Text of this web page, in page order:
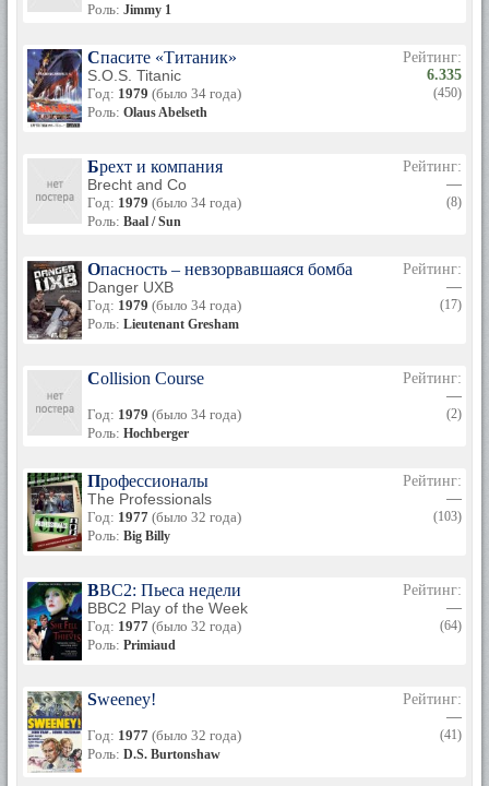
Роль: Jimmy 1
Спасите «Титаник»
S.O.S. Titanic
Год: 1979 (было 34 года)
Роль: Olaus Abelseth
Рейтинг:
6.335
(450)
Брехт и компания
Brecht and Co
Год: 1979 (было 34 года)
Роль: Baal / Sun
Рейтинг:
—
(8)
Опасность – невзорвавшаяся бомба
Danger UXB
Год: 1979 (было 34 года)
Роль: Lieutenant Gresham
Рейтинг:
—
(17)
Collision Course
Год: 1979 (было 34 года)
Роль: Hochberger
Рейтинг:
—
(2)
Профессионалы
The Professionals
Год: 1977 (было 32 года)
Роль: Big Billy
Рейтинг:
—
(103)
BBC2: Пьеса недели
BBC2 Play of the Week
Год: 1977 (было 32 года)
Роль: Primiaud
Рейтинг:
—
(64)
Sweeney!
Год: 1977 (было 32 года)
Роль: D.S. Burtonshaw
Рейтинг:
—
(41)